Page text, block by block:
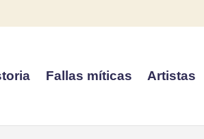
Fallas míticas Artistas